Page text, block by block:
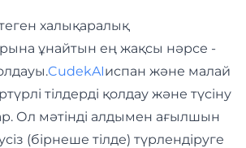
халықаралық
ұнайтын ең жақсы нәрсе -
CudekAIиспан және малай
тілдерді қолдау және түсіну
Ол мәтінді алдымен ағылшын
(бірнеше тілде) түрлендіруге